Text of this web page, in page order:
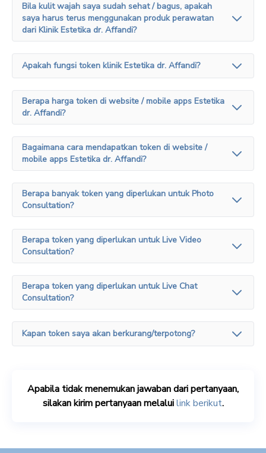
Bila kulit wajah saya sudah sehat / bagus, apakah
saya harus terus menggunakan produk perawatan
dari Klinik Estetika dr. Affandi?
Apakah fungsi token klinik Estetika dr. Affandi?
Berapa harga token di website / mobile apps Estetika
dr. Affandi?
Bagaimana cara mendapatkan token di website /
mobile apps Estetika dr. Affandi?
Berapa banyak token yang diperlukan untuk Photo
Consultation?
Berapa token yang diperlukan untuk Live Video
Consultation?
Berapa token yang diperlukan untuk Live Chat
Consultation?
Kapan token saya akan berkurang/terpotong?
Apabila tidak menemukan jawaban dari pertanyaan,
silakan kirim pertanyaan melaluilink berikut.